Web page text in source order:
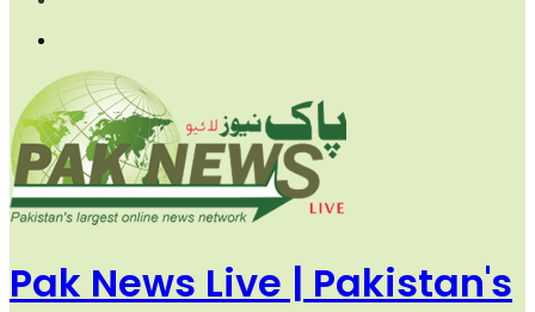
Pak News Live | Pakistan's